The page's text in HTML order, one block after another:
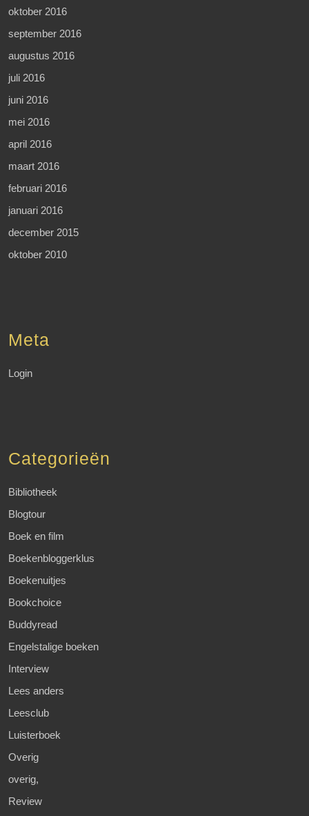
oktober 2016
september 2016
augustus 2016
juli 2016
juni 2016
mei 2016
april 2016
maart 2016
februari 2016
januari 2016
december 2015
oktober 2010
Meta
Login
Categorieën
Bibliotheek
Blogtour
Boek en film
Boekenbloggerklus
Boekenuitjes
Bookchoice
Buddyread
Engelstalige boeken
Interview
Lees anders
Leesclub
Luisterboek
Overig
overig,
Review